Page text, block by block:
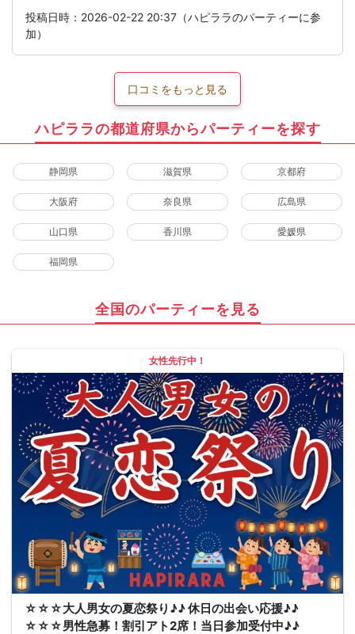
投稿日時：2026-02-22 20:37（ハピララのパーティーに参
加）
口コミをもっと見る
ハピララの都道府県からパーティーを探す
静岡県 滋賀県 京都府
大阪府 奈良県 広島県
山口県 香川県 愛媛県
福岡県
全国のパーティーを見る
女性先行中！
☆☆☆大人男女の夏恋祭り♪♪ 休日の出会い応援♪♪
☆☆☆男性急募！割引アト2席！当日参加受付中♪♪